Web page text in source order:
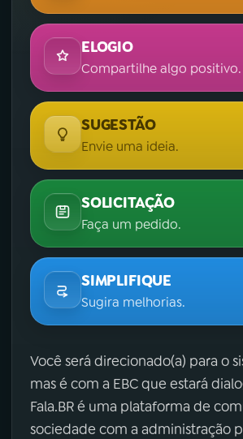
ELOGIO
Compartilhe algo positivo.
SUGESTÃO
Envie uma ideia.
SOLICITAÇÃO
Faça um pedido.
SIMPLIFIQUE
Sugira melhorias.
Você será direcionado(a) para o
mas é com a EBC que estará
Fala.BR é uma plataforma de
sociedade com a administração